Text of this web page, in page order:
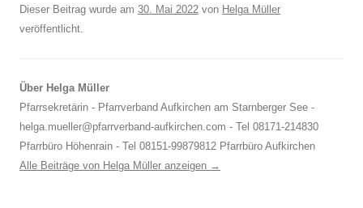
Dieser Beitrag wurde am 30. Mai 2022 von Helga Müller
veröffentlicht.
Über Helga Müller
Pfarrsekretärin - Pfarrverband Aufkirchen am Starnberger See -
helga.mueller@pfarrverband-aufkirchen.com - Tel 08171-214830
Pfarrbüro Höhenrain - Tel 08151-99879812 Pfarrbüro Aufkirchen
Alle Beiträge von Helga Müller anzeigen →